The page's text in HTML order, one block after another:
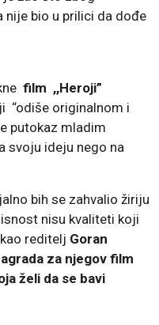
bio u prilici da dođe
film ,,Heroji”
“odiše originalnom i
putokaz mladim
svoju ideju nego na
bih se zahvalio žiriju
nisu kvaliteti koji
reditelj Goran
za njegov film
želi da se bavi